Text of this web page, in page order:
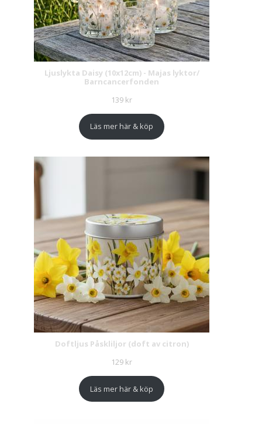
Ljuslykta Daisy (10x12cm) - Majas lyktor/
Barncancerfonden
139 kr
Läs mer här & köp
Doftljus Påskliljor (doft av citron)
129 kr
Läs mer här & köp